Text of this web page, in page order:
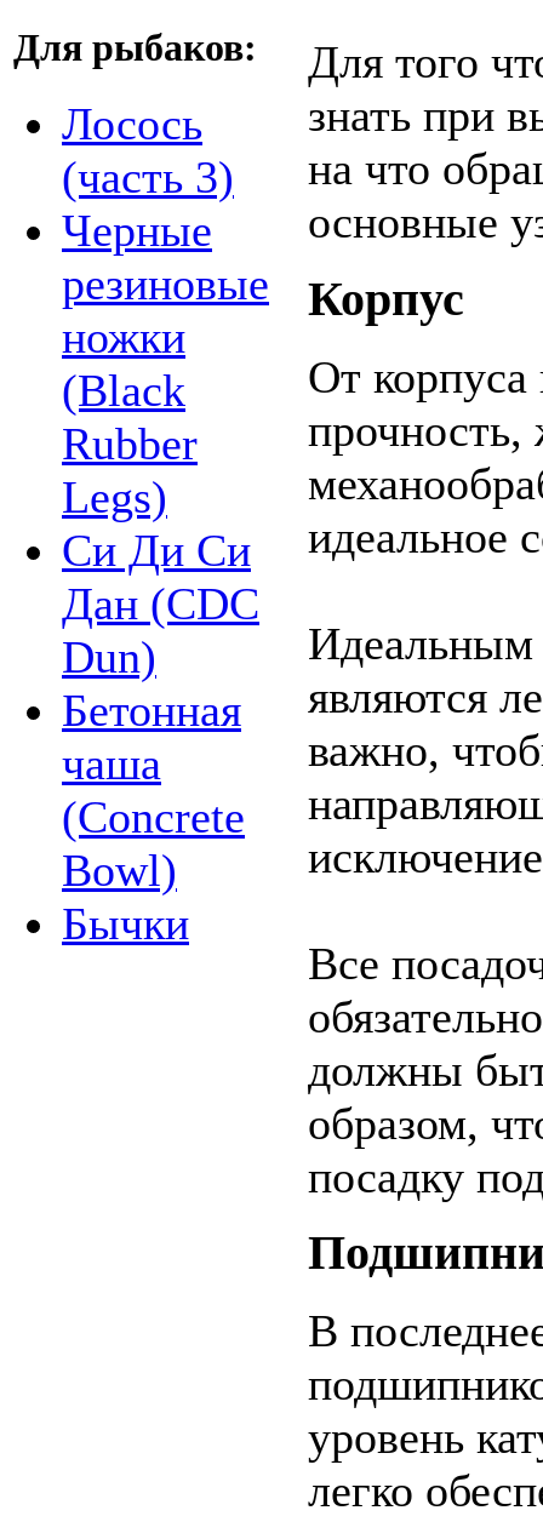
Для рыбаков:
Лосось
(часть 3)
Черные
резиновые
ножки
(Black
Rubber
Legs)
Си Ди Си
Дан (CDC
Dun)
Бетонная
чаша
(Concrete
Bowl)
Бычки
Для того
знать при
на что
основные
Корпус
От корпуса
прочность,
идеальное
Идеальным
являются
важно,
Все
должны
образом,
посадку
В
уровень
легко